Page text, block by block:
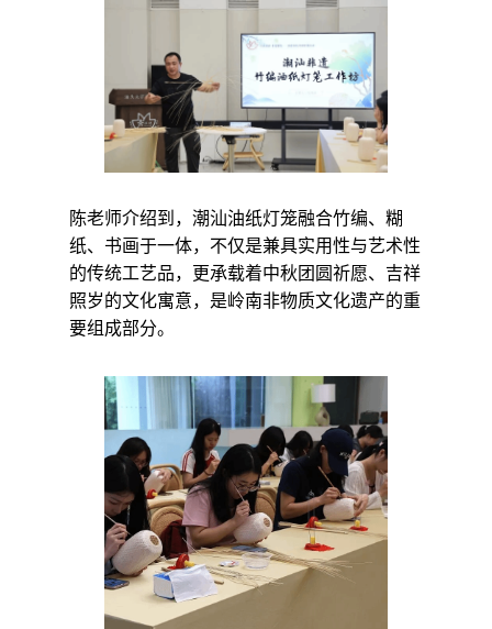
陈老师介绍到，潮汕油纸灯笼融合竹编、糊
纸、书画于一体，不仅是兼具实用性与艺术性
的传统工艺品，更承载着中秋团圆祈愿、吉祥
照岁的文化寓意，是岭南非物质文化遗产的重
要组成部分。